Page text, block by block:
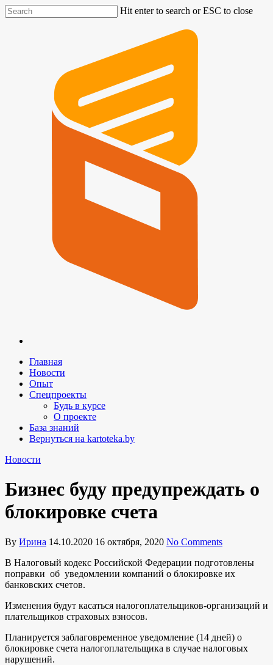
Hit enter to search or ESC to close
Главная
Новости
Опыт
Спецпроекты
Будь в курсе
О проекте
База знаний
Вернуться на kartoteka.by
Новости
Бизнес буду предупреждать о
блокировке счета
By Ирина 14.10.2020 16 октября, 2020 No Comments
В Налоговый кодекс Российской Федерации подготовлены
поправки об уведомлении компаний о блокировке их
банковских счетов.
Изменения будут касаться налогоплательщиков-организаций и
плательщиков страховых взносов.
Планируется заблаговременное уведомление (14 дней) о
блокировке счета налогоплательщика в случае налоговых
нарушений.